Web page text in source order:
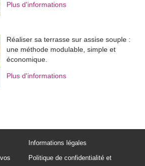
Plus d'informations
Réaliser sa terrasse sur assise souple :
une méthode modulable, simple et
économique.
Plus d'informations
Informations légales
Politique de confidentialité et